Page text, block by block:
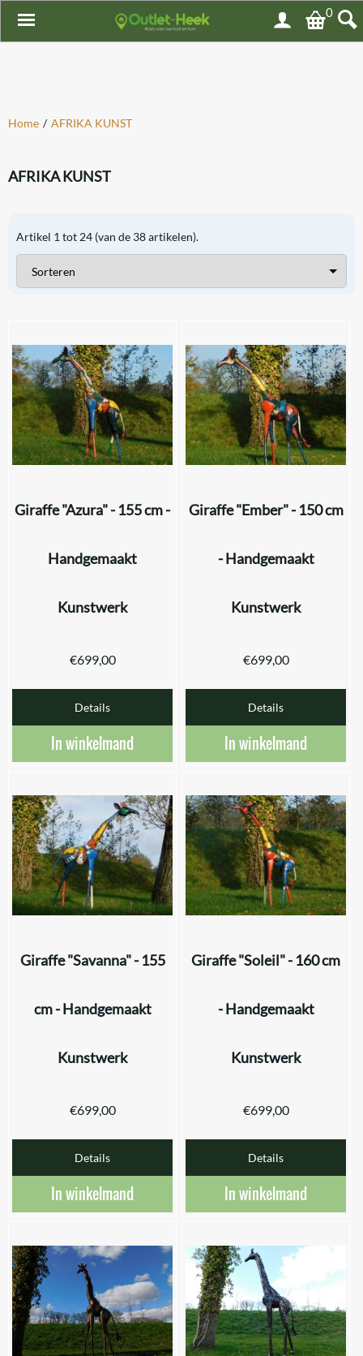
0
Home / AFRIKA KUNST
AFRIKA KUNST
Artikel 1 tot 24 (van de 38artikelen).
Giraffe "Azura" - 155 cm -
Handgemaakt
Kunstwerk
€699,00
Details
In winkelmand
Giraffe "Ember" - 150 cm
- Handgemaakt
Kunstwerk
€699,00
Details
In winkelmand
Giraffe "Savanna" - 155
cm - Handgemaakt
Kunstwerk
€699,00
Details
In winkelmand
Giraffe "Soleil" - 160 cm
- Handgemaakt
Kunstwerk
€699,00
Details
In winkelmand